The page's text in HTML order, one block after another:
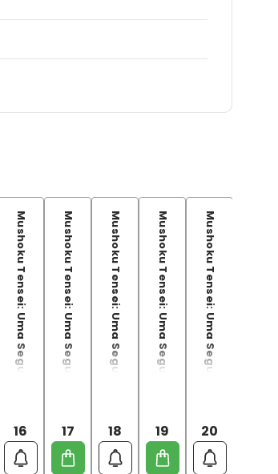
Mushoku Tensei: Uma Segunda Chance - 16
16 Mushoku Tensei: Uma Segunda Chance - 17
17 Mushoku Tensei: Uma Segunda Chance - 18
18 Mushoku Tensei: Uma Segunda Chance - 19
19 Mushoku Tensei: Uma Segunda Chance - 20
20